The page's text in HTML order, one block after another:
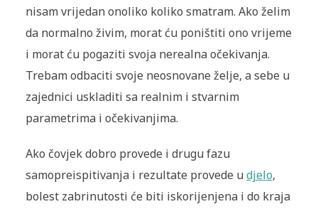
nisam vrijedan onoliko koliko smatram. Ako želim
da normalno živim, morat ću poništiti ono vrijeme
i morat ću pogaziti svoja nerealna očekivanja.
Trebam odbaciti svoje neosnovane želje, a sebe u
zajednici uskladiti sa realnim i stvarnim
parametrima i očekivanjima.
Ako čovjek dobro provede i drugu fazu
samopreispitivanja i rezultate provede udjelo,
bolest zabrinutosti će biti iskorijenjena i do kraja